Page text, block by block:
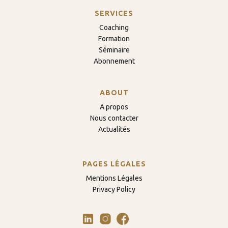
SERVICES
Coaching
Formation
Séminaire
Abonnement
ABOUT
A propos
Nous contacter
Actualités
PAGES LÉGALES
Mentions Légales
Privacy Policy